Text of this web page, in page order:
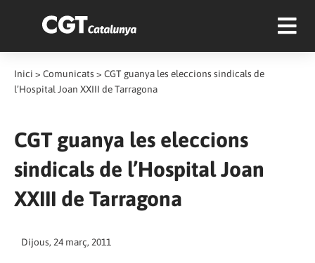
Inici > Comunicats > CGT guanya les eleccions sindicals de
l’Hospital Joan XXIII de Tarragona
CGT guanya les eleccions
sindicals de l’Hospital Joan
XXIII de Tarragona
Dijous, 24 març, 2011